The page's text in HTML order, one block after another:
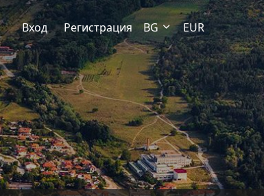
Вход Регистрация BG EUR